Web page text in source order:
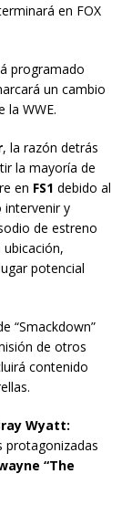
en FOX
programado
un cambio
la WWE.
, la razón detrás
la mayoría de
en FS1 debido al
intervenir y
de estreno
ubicación,
potencial
“Smackdown”
de otros
contenido
Wyatt:
protagonizadas
“The